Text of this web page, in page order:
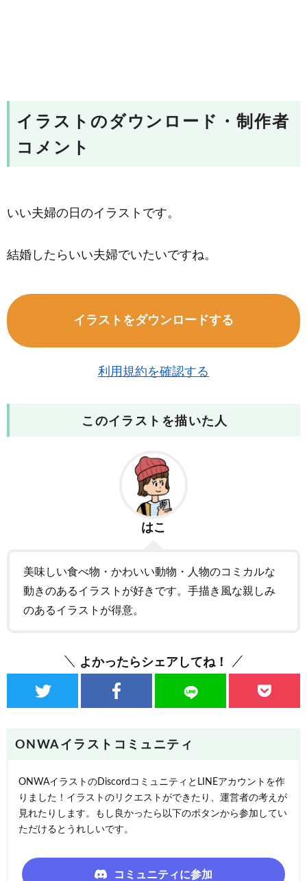
イラストのダウンロード・制作者
コメント
いい夫婦の日のイラストです。
結婚したらいい夫婦でいたいですね。
イラストをダウンロードする
利用規約を確認する
このイラストを描いた人
はこ
美味しい食べ物・かわいい動物・人物のコミカルな
動きのあるイラストが好きです。手描き風な親しみ
のあるイラストが得意。
よかったらシェアしてね！
ONWAイラストコミュニティ
ONWAイラストのDiscordコミュニティとLINEアカウントを作
りました！イラストのリクエストができたり、運営者の考えが
見れたりします。もし良かったら以下のボタンから参加してい
ただけるとうれしいです。
コミュニティに参加